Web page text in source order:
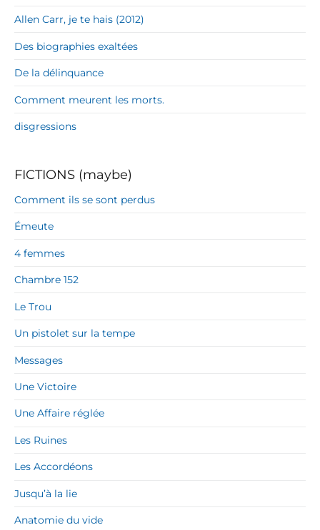
Allen Carr, je te hais (2012)
Des biographies exaltées
De la délinquance
Comment meurent les morts.
disgressions
FICTIONS (maybe)
Comment ils se sont perdus
Émeute
4 femmes
Chambre 152
Le Trou
Un pistolet sur la tempe
Messages
Une Victoire
Une Affaire réglée
Les Ruines
Les Accordéons
Jusqu’à la lie
Anatomie du vide